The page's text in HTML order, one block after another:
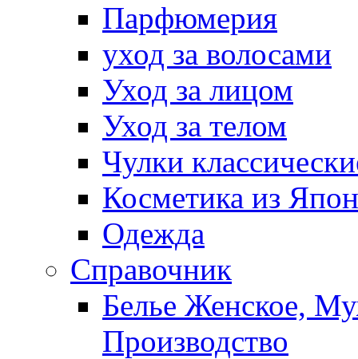
Парфюмерия
уход за волосами
Уход за лицом
Уход за телом
Чулки
Косметика из
Одежда
Справочник
Белье Женское,
Производство